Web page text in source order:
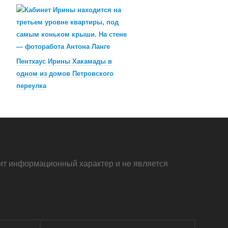
Пентхаус Ирины Хакамады в
одном из домов Петровского
переулка
информационный характер и не является